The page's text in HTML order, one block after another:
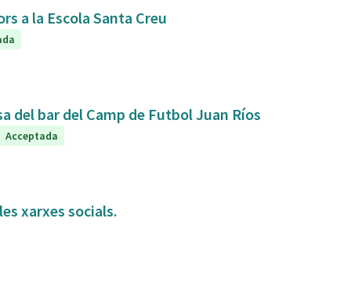
a la Escola Santa Creu
del bar del Camp de Futbol Juan Ríos
Acceptada
xarxes socials.